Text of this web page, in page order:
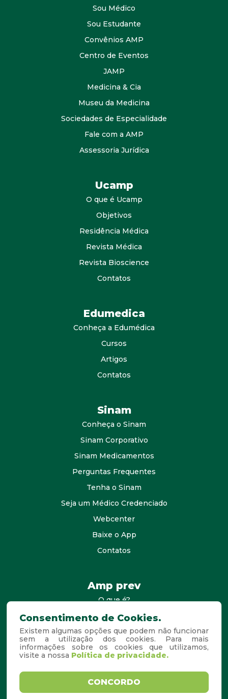
Sou Médico
Sou Estudante
Convênios AMP
Centro de Eventos
JAMP
Medicina & Cia
Museu da Medicina
Sociedades de Especialidade
Fale com a AMP
Assessoria Jurídica
Ucamp
O que é Ucamp
Objetivos
Residência Médica
Revista Médica
Revista Bioscience
Contatos
Edumedica
Conheça a Edumédica
Cursos
Artigos
Contatos
Sinam
Conheça o Sinam
Sinam Corporativo
Sinam Medicamentos
Perguntas Frequentes
Tenha o Sinam
Seja um Médico Credenciado
Webcenter
Baixe o App
Contatos
Amp prev
O que é?
consultores
Agende Sua Visita
Perguntas Frequentes
Copyright © 2026. Todos os
Consentimento de Cookies.
Existem algumas opções que podem não funcionar
sem a utilização dos cookies. Para mais
informações sobre os cookies que utilizamos,
visite a nossa Política de privacidade.
CONCORDO